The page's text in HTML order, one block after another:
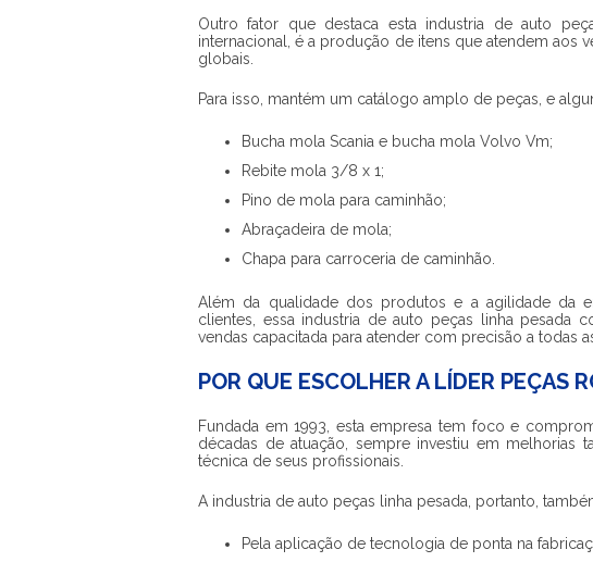
Outro fator que destaca esta industria de auto
internacional, é a produção de itens que atendem aos
globais.
Para isso, mantém um catálogo amplo de peças, e
Bucha mola Scania e bucha mola Volvo Vm;
Rebite mola 3/8 x 1;
Pino de mola para caminhão;
Abraçadeira de mola;
Chapa para carroceria de caminhão.
Além da qualidade dos produtos e a agilidade da
clientes, essa industria de auto peças linha pesada
vendas capacitada para atender com precisão a todas
POR QUE ESCOLHER A LÍDER PEÇAS
Fundada em 1993, esta empresa tem foco e
décadas de atuação, sempre investiu em melhorias
técnica de seus profissionais.
A industria de auto peças linha pesada , portanto,
Pela aplicação de tecnologia de ponta na